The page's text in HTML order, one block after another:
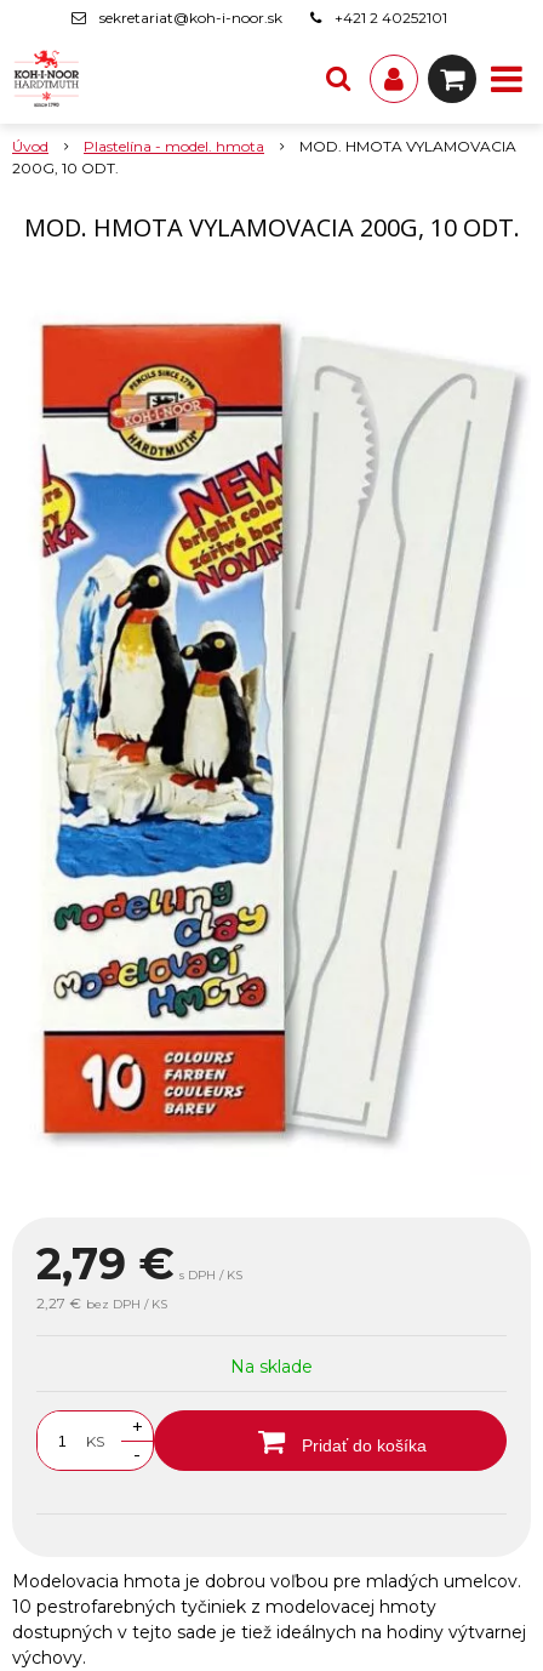
sekretariat@koh-i-noor.sk +421 2 40252101
Úvod Plastelína - model. hmota
MOD. HMOTA VYLAMOVACIA
200G, 10 ODT.
MOD. HMOTA VYLAMOVACIA 200G, 10 ODT.
2,79 € s DPH / KS
2,27 € bez DPH / KS
Na sklade
KS
+
-
Pridať do košíka
Modelovacia hmota je dobrou voľbou pre mladých umelcov.
10 pestrofarebných tyčiniek z modelovacej hmoty
dostupných v tejto sade je tiež ideálnych na hodiny výtvarnej
výchovy.